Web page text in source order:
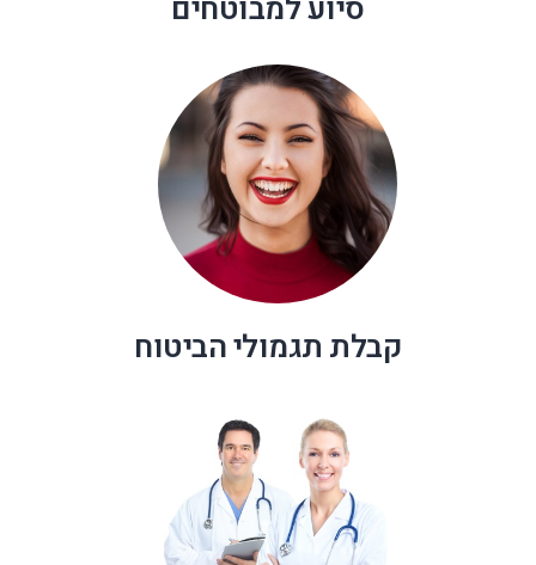
סיוע למבוטחים
קבלת תגמולי הביטוח